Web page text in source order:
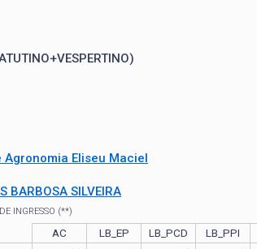
Agronomia Eliseu Maciel
BARBOSA SILVEIRA
INGRESSO (**)
AC LB_EP LB_PCD LB_PPI